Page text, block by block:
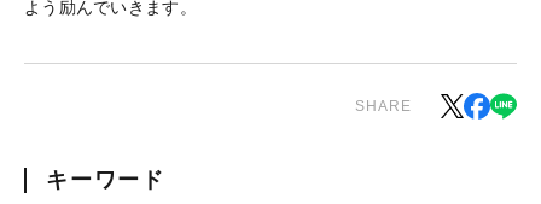
よう励んでいきます。
SHARE
キーワード